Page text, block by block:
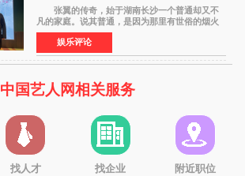
张翼的传奇，始于湖南长沙一个普通却又不
凡的家庭。说其普通，是因为那里有世俗的烟火
气；说其不凡，是因为家中有一位洞悉天地玄机
的长者——他的爷爷。作为当地的风水师，爷爷
是张翼走进易学
娱乐评论
中国艺人网相关服务
找人才 找企业 附近职位